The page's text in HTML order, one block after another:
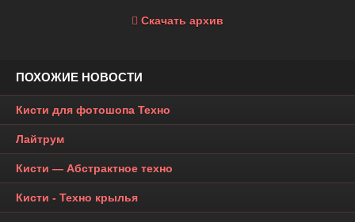
Скачать архив
ПОХОЖИЕ НОВОСТИ
Кисти для фотошопа Техно
Лайтрум
Кисти — Абстрактное техно
Кисти - Техно крылья